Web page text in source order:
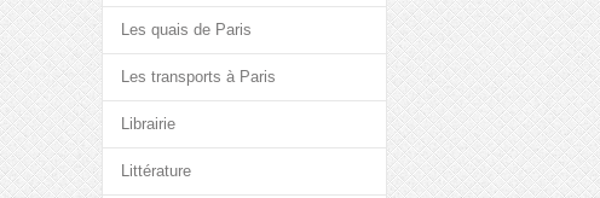
Les quais de Paris
Les transports à Paris
Librairie
Littérature